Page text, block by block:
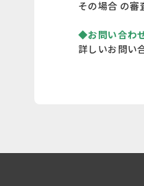
その場合 の審
◆お問い合わ
詳しいお問い